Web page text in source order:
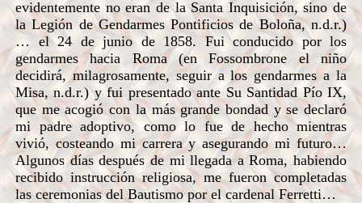
evidentemente no eran de la Santa Inquisición, sino de
la Legión de Gendarmes Pontificios de Boloña, n.d.r.)
… el 24 de junio de 1858. Fui conducido por los
gendarmes hacia Roma (en Fossombrone el niño
decidirá, milagrosamente, seguir a los gendarmes a la
Misa, n.d.r.) y fui presentado ante Su Santidad Pío IX,
que me acogió con la más grande bondad y se declaró
mi padre adoptivo, como lo fue de hecho mientras
vivió, costeando mi carrera y asegurando mi futuro…
Algunos días después de mi llegada a Roma, habiendo
recibido instrucción religiosa, me fueron completadas
las ceremonias del Bautismo por el cardenal Ferretti…